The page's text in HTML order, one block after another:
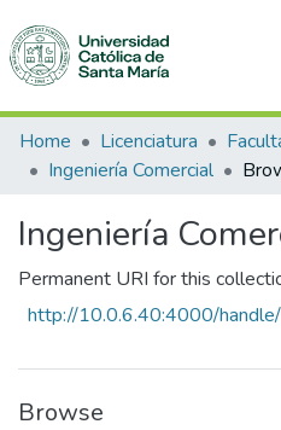
Communities & Collections
All of DSpace
Home Licenciatura
Ingeniería Comercial
Ingeniería
Permanent URI for this
http://10.0.6.40:4000/
Browse